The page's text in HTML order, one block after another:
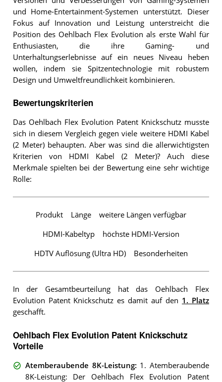
und Home-Entertainment-Systemen unterstützt. Dieser
Fokus auf Innovation und Leistung unterstreicht die
Position des Oehlbach Flex Evolution als erste Wahl für
Enthusiasten, die ihre Gaming- und
Unterhaltungserlebnisse auf ein neues Niveau heben
wollen, indem sie Spitzentechnologie mit robustem
Design und Umweltfreundlichkeit kombinieren.
Bewertungskriterien
Das Oehlbach Flex Evolution Patent Knickschutz musste
sich in diesem Vergleich gegen viele weitere HDMI Kabel
(2 Meter) behaupten. Aber was sind die allerwichtigsten
Kriterien von HDMI Kabel (2 Meter)? Auch diese
Merkmale spielten bei der Bewertung eine sehr wichtige
Rolle:
Produkt Länge weitere Längen verfügbar
HDMI-Kabeltyp höchste HDMI-Version
HDTV Auflösung (Ultra HD) Besonderheiten
In der Gesamtbeurteilung hat das Oehlbach Flex
Evolution Patent Knickschutz es damit auf den 1. Platz
geschafft.
Oehlbach Flex Evolution Patent Knickschutz
Vorteile
Atemberaubende 8K-Leistung: 1. Atemberaubende
8K-Leistung: Der Oehlbach Flex Evolution Patent